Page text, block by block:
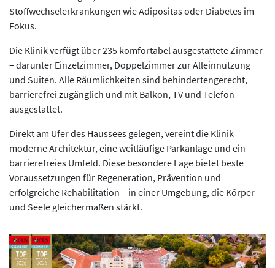
Stoffwechselerkrankungen wie Adipositas oder Diabetes im
Fokus.
Die Klinik verfügt über 235 komfortabel ausgestattete Zimmer
– darunter Einzelzimmer, Doppelzimmer zur Alleinnutzung
und Suiten. Alle Räumlichkeiten sind behindertengerecht,
barrierefrei zugänglich und mit Balkon, TV und Telefon
ausgestattet.
Direkt am Ufer des Haussees gelegen, vereint die Klinik
moderne Architektur, eine weitläufige Parkanlage und ein
barrierefreies Umfeld. Diese besondere Lage bietet beste
Voraussetzungen für Regeneration, Prävention und
erfolgreiche Rehabilitation – in einer Umgebung, die Körper
und Seele gleichermaßen stärkt.